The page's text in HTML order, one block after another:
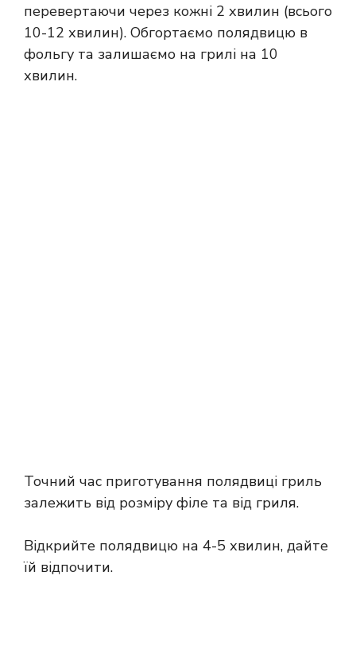
перевертаючи через кожні 2 хвилин (всього
10-12 хвилин). Обгортаємо полядвицю в
фольгу та залишаємо на грилі на 10
хвилин.
Точний час приготування полядвиці гриль
залежить від розміру філе та від гриля.
Відкрийте полядвицю на 4-5 хвилин, дайте
їй відпочити.